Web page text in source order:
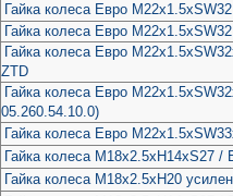
Гайка колеса Евро
Гайка колеса Евро
Гайка колеса Евро
ZTD
Гайка колеса Евро
05.260.54.10.0)
Гайка колеса Евро
Гайка колеса М18х2.5хH14хS27 /
Гайка колеса М18х2.5хH20